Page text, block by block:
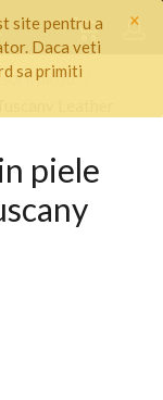
×
site pentru a
Daca veti
sa primiti
birou
Leather
piele